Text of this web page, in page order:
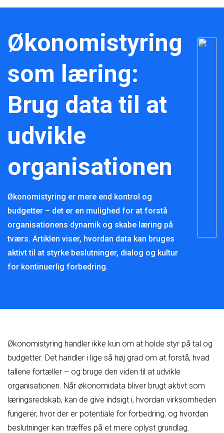
Økonomistyring
som læring:
Brug data til at
udvikle
organisationen
Økonomistyring er mere end kontrol og
budgetter – det er en mulighed for at forstå
organisationens dynamik og skabe læring på
tværs. Artiklen viser, hvordan data kan bruges
aktivt til at styrke beslutninger, dialog og kultur
for kontinuerlig forbedring.
Økonomistyring handler ikke kun om at holde styr på tal og
budgetter. Det handler i lige så høj grad om at forstå, hvad
tallene fortæller – og bruge den viden til at udvikle
organisationen. Når økonomidata bliver brugt aktivt som
læringsredskab, kan de give indsigt i, hvordan virksomheden
fungerer, hvor der er potentiale for forbedring, og hvordan
beslutninger kan træffes på et mere oplyst grundlag.